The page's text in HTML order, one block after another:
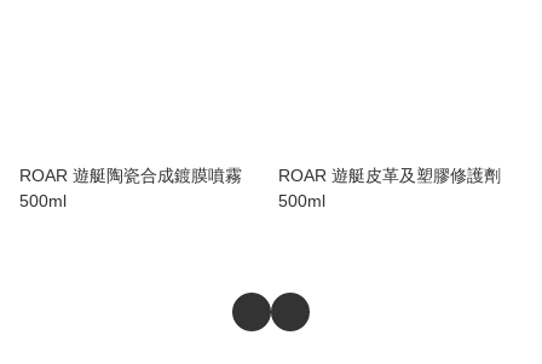
ROAR 遊艇陶瓷合成鍍膜噴霧
500ml
ROAR 遊艇皮革及塑膠修護劑
500ml